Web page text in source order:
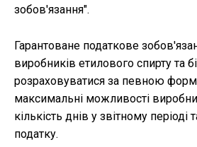
зобов'язання".
Гарантоване податкове
виробників етилового спирту та
розраховуватися за певною
максимальні можливості
кількість днів у звітному періоді
податку.